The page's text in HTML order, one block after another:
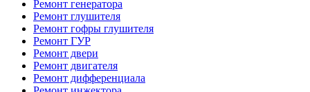
Ремонт генератора
Ремонт глушителя
Ремонт гофры глушителя
Ремонт ГУР
Ремонт двери
Ремонт двигателя
Ремонт дифференциала